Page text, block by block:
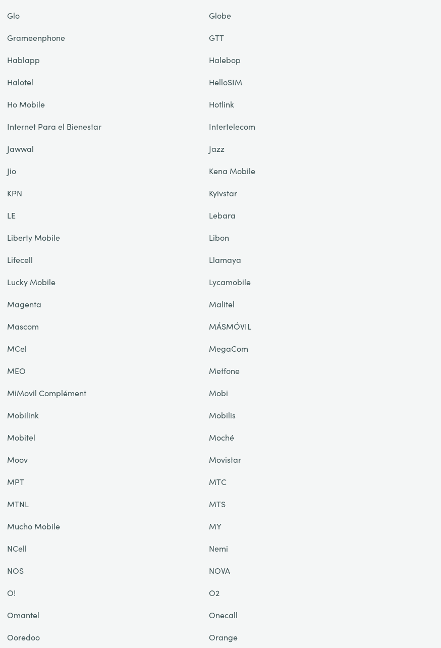
Glo
Globe
Grameenphone
GTT
Hablapp
Halebop
Halotel
HelloSIM
Ho Mobile
Hotlink
Internet Para el Bienestar
Intertelecom
Jawwal
Jazz
Jio
Kena Mobile
KPN
Kyivstar
LE
Lebara
Liberty Mobile
Libon
Lifecell
Llamaya
Lucky Mobile
Lycamobile
Magenta
Malitel
Mascom
MÁSMÓVIL
MCel
MegaCom
MEO
Metfone
MiMovil Complément
Mobi
Mobilink
Mobilis
Mobitel
Moché
Moov
Movistar
MPT
MTC
MTNL
MTS
Mucho Mobile
MY
NCell
Nemi
NOS
NOVA
O!
O2
Omantel
Onecall
Ooredoo Orange